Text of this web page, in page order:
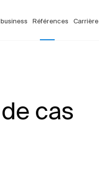
Références Carrière
cas